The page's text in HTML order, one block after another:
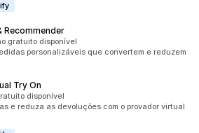
Recommender
todo
gratuito disponível
personalizáveis que convertem e reduzem
Try On
disponível
e reduza as devoluções com o provador virtual